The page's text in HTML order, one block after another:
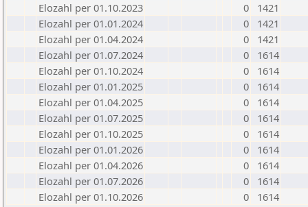
Elozahl per 01.10.2023
0
1421
Elozahl per 01.01.2024
0
1421
Elozahl per 01.04.2024
0
1421
Elozahl per 01.07.2024
0
1614
Elozahl per 01.10.2024
0
1614
Elozahl per 01.01.2025
0
1614
Elozahl per 01.04.2025
0
1614
Elozahl per 01.07.2025
0
1614
Elozahl per 01.10.2025
0
1614
Elozahl per 01.01.2026
0
1614
Elozahl per 01.04.2026
0
1614
Elozahl per 01.07.2026
0
1614
Elozahl per 01.10.2026
0 1614